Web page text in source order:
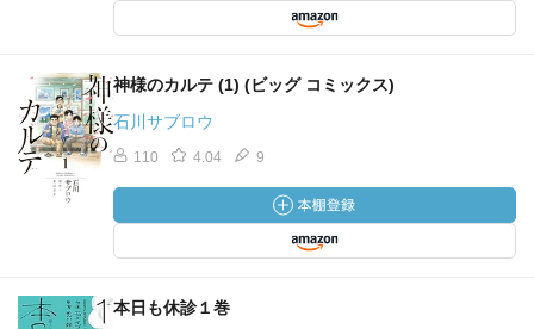
神様のカルテ (1) (ビッグ コミックス)
石川サブロウ
110 4.04 9
本日も休診１巻